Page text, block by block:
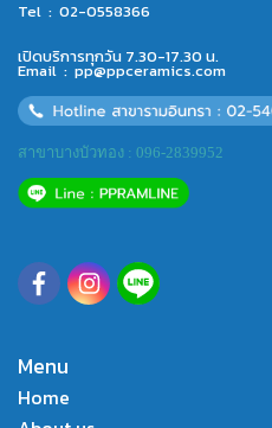
Tel : 02-0558366
เปิดบริการทุกวัน 7.30-17.30 น.
Email : pp@ppceramics.com
สาขาบางบัวทอง : 096-2839952
Menu
Home